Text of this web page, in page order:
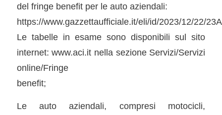
del fringe benefit per le auto aziendali:
https://www.gazzettaufficiale.it/eli/id/2023/12/22/
Le tabelle in esame sono disponibili sul sito
internet: www.aci.it nella sezione Servizi/Servizi
online/Fringe
benefit;
Le auto aziendali, compresi motocicli,